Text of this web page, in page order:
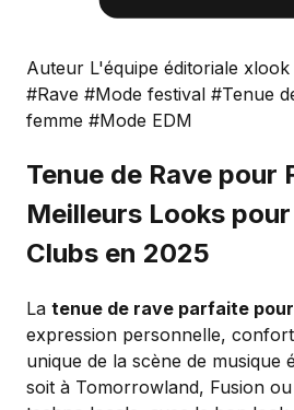
Auteur L'équipe éditoriale xlook
#Rave #Mode festival #Tenue
femme #Mode EDM
Tenue de Rave pour
Meilleurs Looks
Clubs en 2025
La tenue de rave parfaite
expression personnelle, confort
unique de la scène de musique
soit à Tomorrowland, Fusion ou